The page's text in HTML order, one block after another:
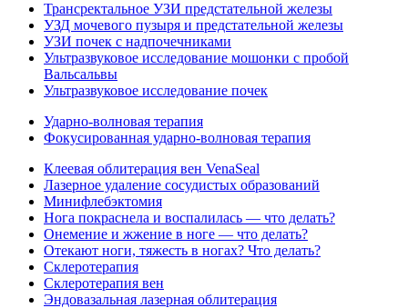
Трансректальное УЗИ предстательной железы
УЗД мочевого пузыря и предстательной железы
УЗИ почек с надпочечниками
Ультразвуковое исследование мошонки с пробой
Вальсальвы
Ультразвуковое исследование почек
Ударно-волновая терапия
Фокусированная ударно-волновая терапия
Клеевая облитерация вен VenaSeal
Лазерное удаление сосудистых образований
Минифлебэктомия
Нога покраснела и воспалилась — что делать?
Онемение и жжение в ноге — что делать?
Отекают ноги, тяжесть в ногах? Что делать?
Склеротерапия
Склеротерапия вен
Эндовазальная лазерная облитерация